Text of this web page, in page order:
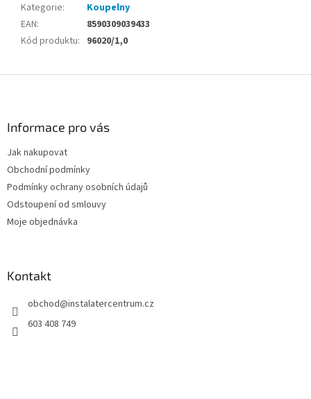
Kategorie:
Koupelny
EAN:
8590309039433
Kód produktu: 96020/1,0
Informace pro vás
Jak nakupovat
Obchodní podmínky
Podmínky ochrany osobních údajů
Odstoupení od smlouvy
Moje objednávka
Kontakt
obchod@instalatercentrum.cz
603 408 749